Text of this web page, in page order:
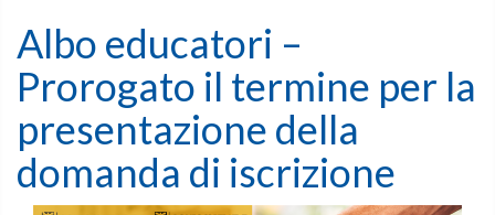
Albo educatori –
Prorogato il termine per la
presentazione della
domanda di iscrizione